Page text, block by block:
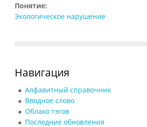
Понятие:
Экологическое нарушение
Навигация
Алфавитный справочник
Вводное слово
Облако тэгов
Последние обновления